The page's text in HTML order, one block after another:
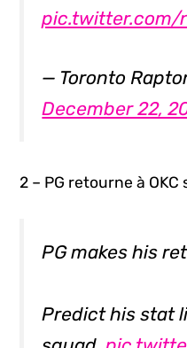
pic.twitter.com/
— Toronto
December 22,
2 – PG retourne à OKC
PG makes his
Predict his stat